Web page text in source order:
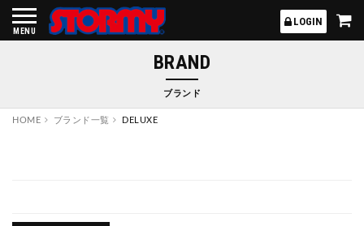
MENU
LOGIN
BRAND
ブランド
HOME ブランド一覧 DELUXE